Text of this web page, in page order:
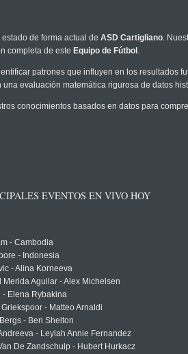
de forma actual de ASD Cartigliano.
completa de este Equipo de Fútbol .
patrones que influyen en los resultados
evaluación matemática rigurosa de datos
conocimientos basados en datos para
EVENTOS EN VIVO HOY
- Cambodia
- Indonesia
- Alina Korneeva
Merida Aguilar - Alex Michelsen
- Elena Rybakina
- Matteo Arnaldi
- Ben Shelton
- Leylah Annie Fernandez
De Zandschulp - Hubert Hurkacz